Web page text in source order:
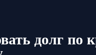
долг по